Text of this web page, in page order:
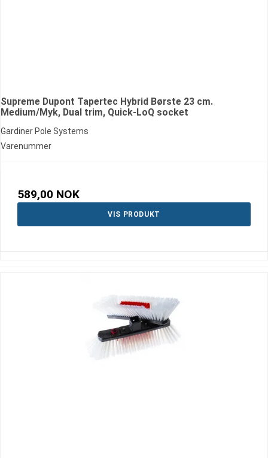
Supreme Dupont Tapertec Hybrid Børste 23 cm.
Medium/Myk, Dual trim, Quick-LoQ socket
Gardiner Pole Systems
Varenummer
589,00 NOK
VIS PRODUKT